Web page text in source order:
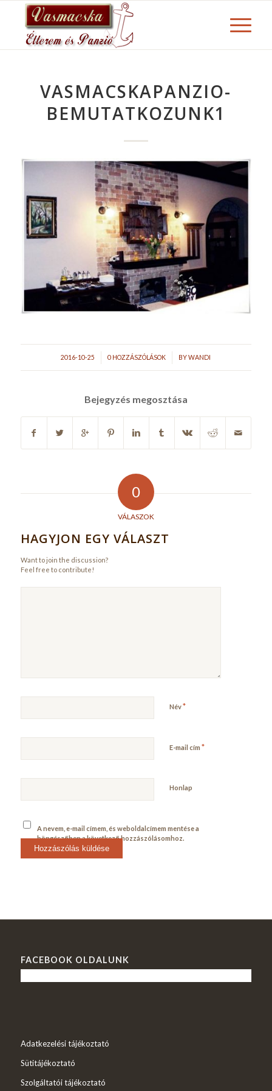
VASMACSKAPANZIO-
BEMUTATKOZUNK1
2016-10-25
/ 0 HOZZÁSZÓLÁSOK
/ BYWANDI
Bejegyzés megosztása
0
VÁLASZOK
HAGYJON EGY VÁLASZT
Want to join the discussion?
Feel free to contribute!
Név*
E-mail cím *
Honlap
A nevem, e-mail címem, és weboldalcímem mentése a
böngészőben a következő hozzászólásomhoz.
FACEBOOK OLDALUNK
Adatkezelési tájékoztató
Sütitájékoztató
Szolgáltatói tájékoztató